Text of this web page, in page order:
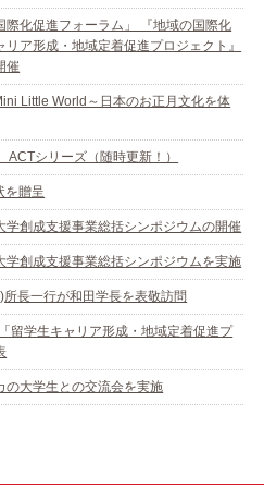
化促進フォーラム」 『地域の国際化
ア形成・地域定着促進プロジェクト』
催
Little World～日本のお正月文化を体
シリーズ（随時更新！）
を贈呈
学創成支援事業総括シンポジウムの開催
学創成支援事業総括シンポジウムを実施
長一行が和田学長を表敬訪問
留学生キャリア形成・地域定着促進プ
の大学生との交流会を実施